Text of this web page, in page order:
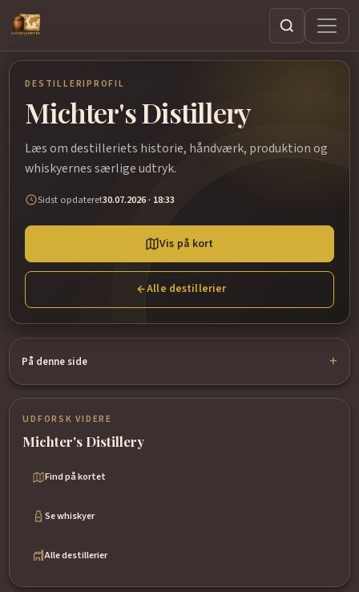
Søg
DESTILLERIPROFIL
Michter's Distillery
Læs om destilleriets historie, håndværk, produktion og
whiskyernes særlige udtryk.
Sidst opdateret30.07.2026 · 18:33
Vis på kort
Alle destillerier
På denne side
UDFORSK VIDERE
Michter's Distillery
Find på kortet
Se whiskyer
Alle destillerier